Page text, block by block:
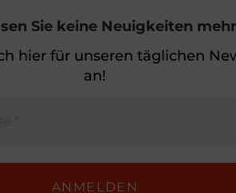
Sie keine Neuigkeiten
hier für unseren täglichen
an!